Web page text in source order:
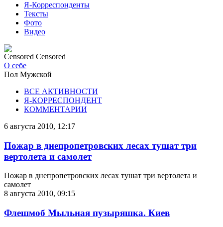
Я-Корреспонденты
Тексты
Фото
Видео
Censored Censored
О себе
Пол Мужской
ВСЕ АКТИВНОСТИ
Я-КОРРЕСПОНДЕНТ
КОММЕНТАРИИ
6 августа 2010, 12:17
Пожар в днепропетровских лесах тушат три
вертолета и самолет
Пожар в днепропетровских лесах тушат три вертолета и
самолет
8 августа 2010, 09:15
Флешмоб Мыльная пузыряшка. Киев